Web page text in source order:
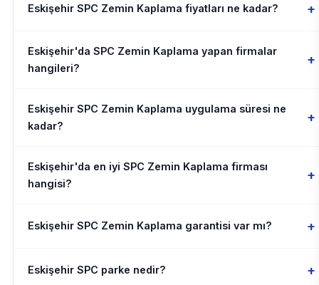
Eskişehir SPC Zemin Kaplama fiyatları ne kadar? +
Eskişehir'da SPC Zemin Kaplama yapan firmalar
hangileri?
+
Eskişehir SPC Zemin Kaplama uygulama süresi ne
kadar?
+
Eskişehir'da en iyi SPC Zemin Kaplama firması
hangisi?
+
Eskişehir SPC Zemin Kaplama garantisi var mı? +
Eskişehir SPC parke nedir? +